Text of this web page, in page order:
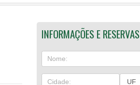
INFORMAÇÕES E RESERVAS